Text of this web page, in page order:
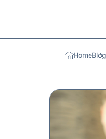
HomeBlog